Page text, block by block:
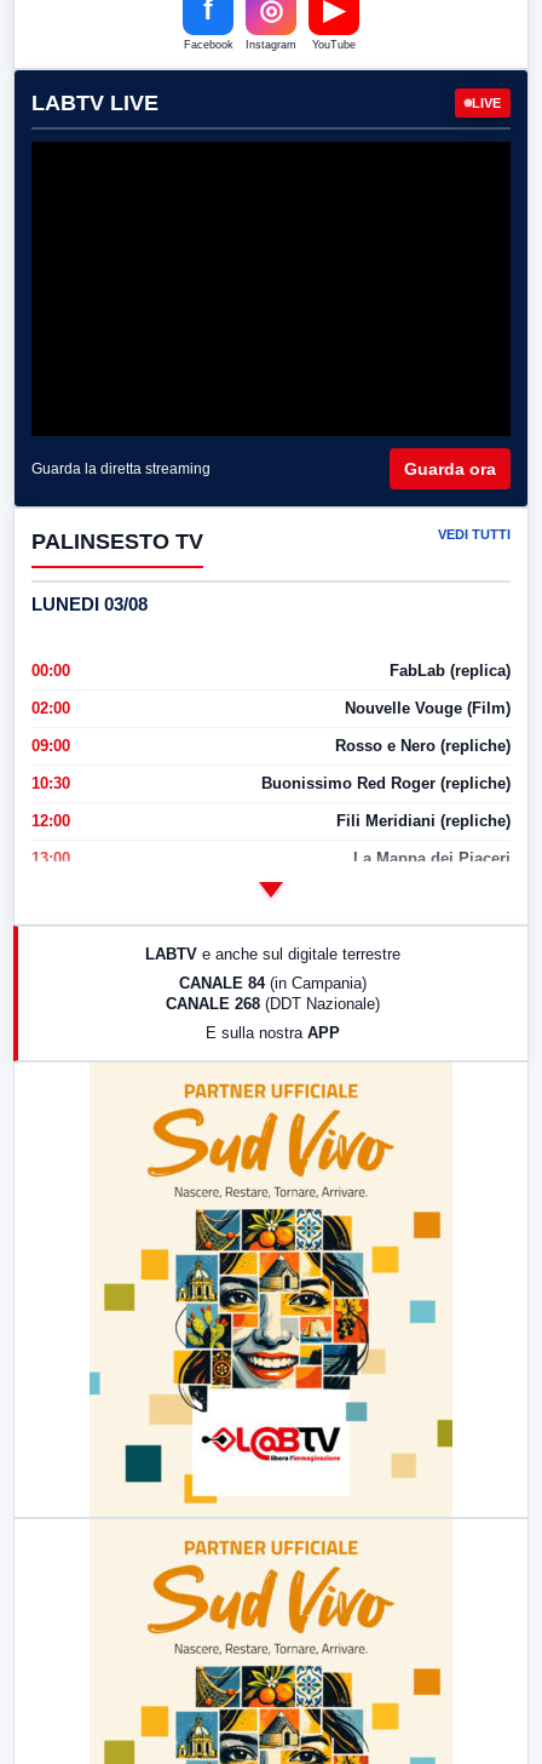
f
Facebook
◎
Instagram
▶
YouTube
LABTV LIVE LIVE
Guarda la diretta streaming Guarda ora
PALINSESTO TV VEDI TUTTI
LUNEDI 03/08
00:00 FabLab (replica)
02:00 Nouvelle Vouge (Film)
09:00 Rosso e Nero (repliche)
10:30 Buonissimo Red Roger (repliche)
12:00 Fili Meridiani (repliche)
13:00 La Mappa dei Piaceri
LABTV e anche sul digitale terrestre
CANALE 84 (in Campania)
CANALE 268 (DDT Nazionale)
E sulla nostra APP